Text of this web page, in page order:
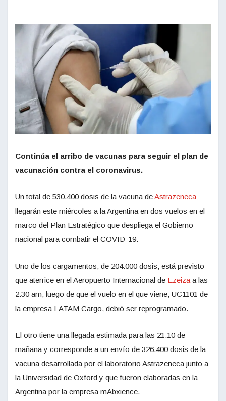
Continúa el arribo de vacunas para seguir el plan de
vacunación contra el coronavirus.
Un total de 530.400 dosis de la vacuna deAstrazeneca
llegarán este miércoles a la Argentina en dos vuelos en el
marco del Plan Estratégico que despliega el Gobierno
nacional para combatir el COVID-19.
Uno de los cargamentos, de 204.000 dosis, está previsto
que aterrice en el Aeropuerto Internacional de Ezeiza a las
2.30 am, luego de que el vuelo en el que viene, UC1101 de
la empresa LATAM Cargo, debió ser reprogramado.
El otro tiene una llegada estimada para las 21.10 de
mañana y corresponde a un envío de 326.400 dosis de la
vacuna desarrollada por el laboratorio Astrazeneca junto a
la Universidad de Oxford y que fueron elaboradas en la
Argentina por la empresa mAbxience.